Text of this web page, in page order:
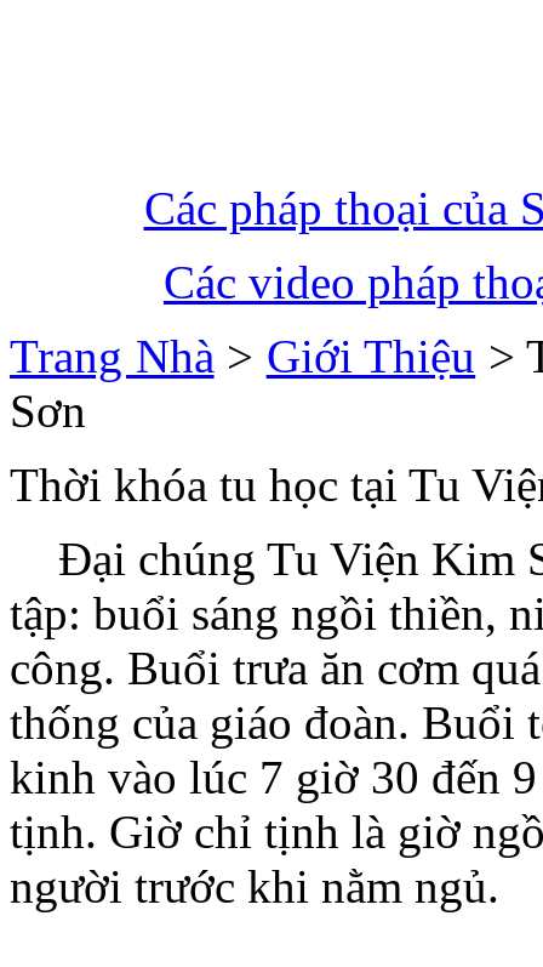
Các pháp thoại của
Các video pháp
Trang Nhà > Giới Thiệu >
Sơn
Thời khóa tu học tại Tu
Đại chúng Tu Viện Kim
tập: buổi sáng ngồi thiền,
công. Buổi trưa ăn cơm
thống của giáo đoàn. Buổi
kinh vào lúc 7 giờ 30 đến
tịnh. Giờ chỉ tịnh là giờ
người trước khi nằm ngủ.